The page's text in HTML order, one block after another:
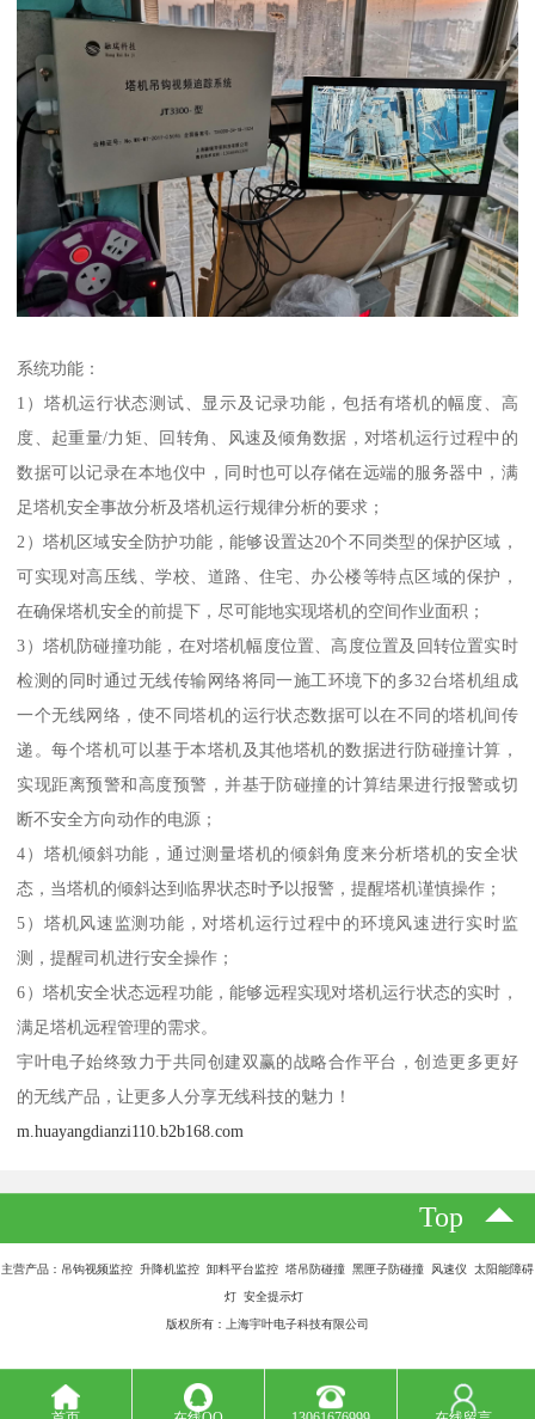
系统功能：
1）塔机运行状态测试、显示及记录功能，包括有塔机的幅度、高
度、起重量/力矩、回转角、风速及倾角数据，对塔机运行过程中的
数据可以记录在本地仪中，同时也可以存储在远端的服务器中，满
足塔机安全事故分析及塔机运行规律分析的要求；
2）塔机区域安全防护功能，能够设置达20个不同类型的保护区域，
可实现对高压线、学校、道路、住宅、办公楼等特点区域的保护，
在确保塔机安全的前提下，尽可能地实现塔机的空间作业面积；
3）塔机防碰撞功能，在对塔机幅度位置、高度位置及回转位置实时
检测的同时通过无线传输网络将同一施工环境下的多32台塔机组成
一个无线网络，使不同塔机的运行状态数据可以在不同的塔机间传
递。每个塔机可以基于本塔机及其他塔机的数据进行防碰撞计算，
实现距离预警和高度预警，并基于防碰撞的计算结果进行报警或切
断不安全方向动作的电源；
4）塔机倾斜功能，通过测量塔机的倾斜角度来分析塔机的安全状
态，当塔机的倾斜达到临界状态时予以报警，提醒塔机谨慎操作；
5）塔机风速监测功能，对塔机运行过程中的环境风速进行实时监
测，提醒司机进行安全操作；
6）塔机安全状态远程功能，能够远程实现对塔机运行状态的实时，
满足塔机远程管理的需求。
宇叶电子始终致力于共同创建双赢的战略合作平台，创造更多更好
的无线产品，让更多人分享无线科技的魅力！
m.huayangdianzi110.b2b168.com
Top
主营产品：吊钩视频监控 升降机监控 卸料平台监控 塔吊防碰撞 黑匣子防碰撞 风速仪 太阳能障碍
灯 安全提示灯
版权所有：上海宇叶电子科技有限公司